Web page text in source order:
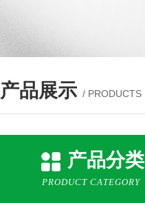
产品展示 / PRODUCTS
产品分类
PRODUCT CATEGORY